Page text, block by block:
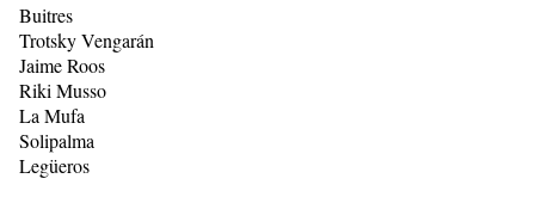
Buitres
Trotsky Vengarán
Jaime Roos
Riki Musso
La Mufa
Solipalma
Legüeros